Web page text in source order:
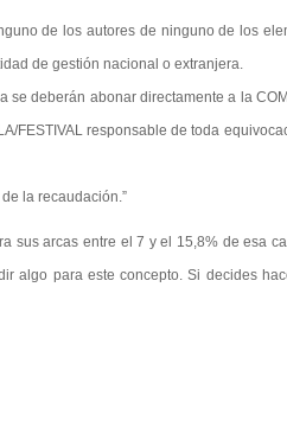
de los autores de ninguno de los
de gestión nacional o extranjera.
se deberán abonar directamente a la
FESTIVAL responsable de toda
la recaudación.”
sus arcas entre el 7 y el 15,8% de esa
algo para este concepto. Si decides